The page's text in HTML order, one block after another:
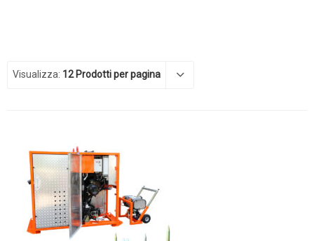
Visualizza: 12 Prodotti per pagina